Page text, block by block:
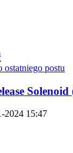
2024 15:47